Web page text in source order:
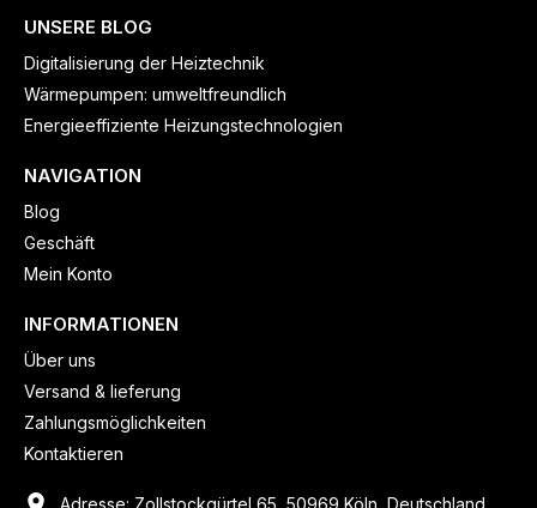
UNSERE BLOG
Digitalisierung der Heiztechnik
Wärmepumpen: umweltfreundlich
Energieeffiziente Heizungstechnologien
NAVIGATION
Blog
Geschäft
Mein Konto
INFORMATIONEN
Über uns
Versand & lieferung
Zahlungsmöglichkeiten
Kontaktieren